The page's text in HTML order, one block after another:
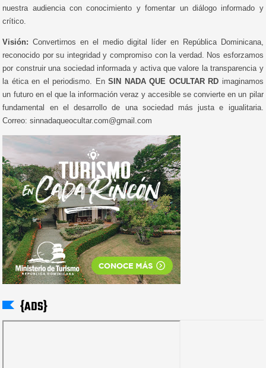
nuestra audiencia con conocimiento y fomentar un diálogo informado y
crítico.
Visión: Convertirnos en el medio digital líder en República Dominicana,
reconocido por su integridad y compromiso con la verdad. Nos esforzamos
por construir una sociedad informada y activa que valore la transparencia y
la ética en el periodismo. EnSIN NADA QUE OCULTAR RD imaginamos
un futuro en el que la información veraz y accesible se convierte en un pilar
fundamental en el desarrollo de una sociedad más justa e igualitaria.
Correo: sinnadaqueocultar.com@gmail.com
{ADS}